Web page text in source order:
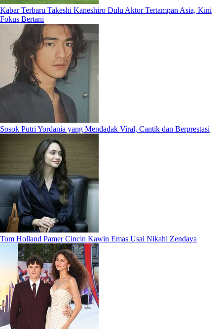
Kabar Terbaru Takeshi Kaneshiro Dulu Aktor Tertampan Asia, Kini
Fokus Bertani
Sosok Putri Yordania yang Mendadak Viral, Cantik dan Berprestasi
Tom Holland Pamer Cincin Kawin Emas Usai Nikahi Zendaya